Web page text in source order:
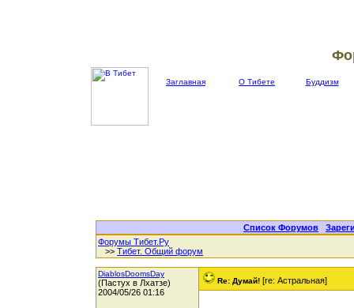
Заглавная О Тибете Буддизм
Список Форумов |
Форумы Тибет.Ру
>> Тибет. Общий форум
DiablosDoomsDay
(Пастух в Лхатзе)
2004/05/26 01:16
Re: Думай! [re: Астральная]